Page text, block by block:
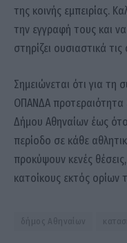
της κοινής εμπειρίας.
την εγγραφή τους και
στηρίζει ουσιαστικά τις
Σημειώνεται ότι για τη
ΟΠΑΝΔΑ προτεραιότητα
Δήμου Αθηναίων έως
περίοδο σε κάθε
προκύψουν κενές
κατοίκους εκτός ορίων
δήμος Αθηναίων